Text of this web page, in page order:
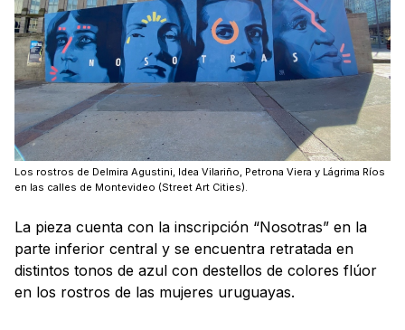
Los rostros de Delmira Agustini, Idea Vilariño, Petrona Viera y Lágrima Ríos
en las calles de Montevideo (Street Art Cities).
La pieza cuenta con la inscripción “Nosotras” en la
parte inferior central y se encuentra retratada en
distintos tonos de azul con destellos de colores flúor
en los rostros de las mujeres uruguayas.